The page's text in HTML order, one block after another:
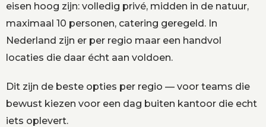
eisen hoog zijn: volledig privé, midden in de natuur,
maximaal 10 personen, catering geregeld. In
Nederland zijn er per regio maar een handvol
locaties die daar écht aan voldoen.
Dit zijn de beste opties per regio — voor teams die
bewust kiezen voor een dag buiten kantoor die echt
iets oplevert.